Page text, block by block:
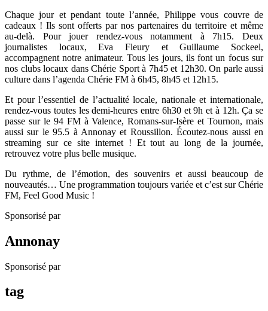
Chaque jour et pendant toute l’année, Philippe vous couvre de
cadeaux ! Ils sont offerts par nos partenaires du territoire et même
au-delà. Pour jouer rendez-vous notamment à 7h15. Deux
journalistes locaux, Eva Fleury et Guillaume Sockeel,
accompagnent notre animateur. Tous les jours, ils font un focus sur
nos clubs locaux dans Chérie Sport à 7h45 et 12h30. On parle aussi
culture dans l’agenda Chérie FM à 6h45, 8h45 et 12h15.
Et pour l’essentiel de l’actualité locale, nationale et internationale,
rendez-vous toutes les demi-heures entre 6h30 et 9h et à 12h. Ça se
passe sur le 94 FM à Valence, Romans-sur-Isère et Tournon, mais
aussi sur le 95.5 à Annonay et Roussillon. Écoutez-nous aussi en
streaming sur ce site internet ! Et tout au long de la journée,
retrouvez votre plus belle musique.
Du rythme, de l’émotion, des souvenirs et aussi beaucoup de
nouveautés… Une programmation toujours variée et c’est sur Chérie
FM, Feel Good Music !
Sponsorisé par
Annonay
Sponsorisé par
tag